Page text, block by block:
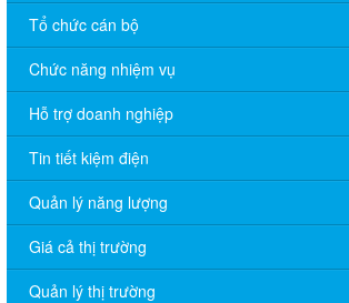
Tổ chức cán bộ
Chức năng nhiệm vụ
Hỗ trợ doanh nghiệp
Tin tiết kiệm điện
Quản lý năng lượng
Giá cả thị trường
Quản lý thị trường